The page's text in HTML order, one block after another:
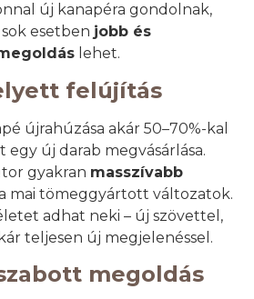
új kanapéra gondolnak,
esetben jobb és
lehet.
felújítás
újrahúzása akár 50–70%-kal
új darab megvásárlása.
gyakran masszívabb
mai tömeggyártott változatok.
adhat neki – új szövettel,
teljesen új megjelenéssel.
megoldás